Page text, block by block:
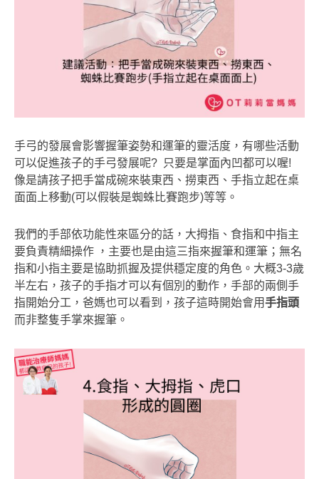
手弓的發展會影響握筆姿勢和運筆的靈活度，有哪些活動
可以促進孩子的手弓發展呢? 只要是掌面內凹都可以喔!
像是請孩子把手當成碗來裝東西、撈東西、手指立起在桌
面面上移動(可以假裝是蜘蛛比賽跑步)等等。
我們的手部依功能性來區分的話，大拇指、食指和中指主
要負責精細操作 ，主要也是由這三指來握筆和運筆；無名
指和小指主要是協助抓握及提供穩定度的角色。大概3-3歲
半左右，孩子的手指才可以有個別的動作，手部的兩側手
指開始分工，爸媽也可以看到，孩子這時開始會用手指頭
而非整隻手掌來握筆。